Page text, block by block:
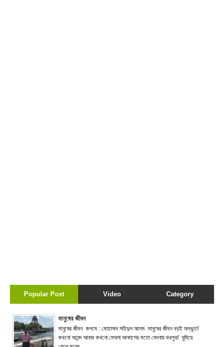
Popular Post Video Category
মানুষের জীবন
মানুষের জীবন কলমে : মোহাম্মদ সহিদুল আলম মানুষের জীবন বড়ই অদ্ভুত!
কখনো আনন্দ আবার কখনো মেঘলা আকাশের মতো বেদনায় ভরপুর! ঘুমিয়ে